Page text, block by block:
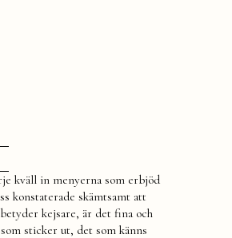
kväll in menyerna som erbjöd
konstaterade skämtsamt att
kejsare, är det fina och
sticker ut, det som känns